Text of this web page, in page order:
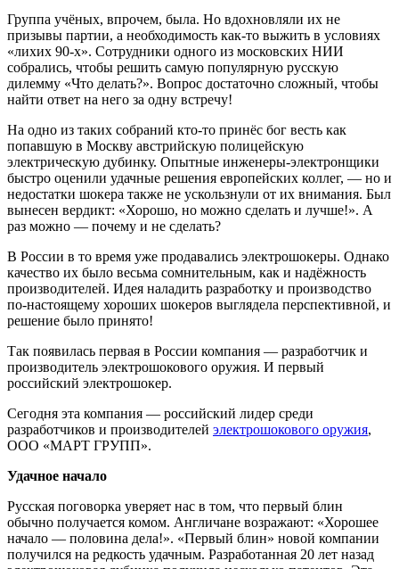
Группа учёных, впрочем, была. Но вдохновляли их не
призывы партии, а необходимость как-то выжить в условиях
«лихих 90-х». Сотрудники одного из московских НИИ
собрались, чтобы решить самую популярную русскую
дилемму «Что делать?». Вопрос достаточно сложный, чтобы
найти ответ на него за одну встречу!
На одно из таких собраний кто-то принёс бог весть как
попавшую в Москву австрийскую полицейскую
электрическую дубинку. Опытные инженеры-электронщики
быстро оценили удачные решения европейских коллег, — но и
недостатки шокера также не ускользнули от их внимания. Был
вынесен вердикт: «Хорошо, но можно сделать и лучше!». А
раз можно — почему и не сделать?
В России в то время уже продавались электрошокеры. Однако
качество их было весьма сомнительным, как и надёжность
производителей. Идея наладить разработку и производство
по-настоящему хороших шокеров выглядела перспективной, и
решение было принято!
Так появилась первая в России компания — разработчик и
производитель электрошокового оружия. И первый
российский электрошокер.
Сегодня эта компания — российский лидер среди
разработчиков и производителей электрошокового оружия,
ООО «МАРТ ГРУПП».
Удачное начало
Русская поговорка уверяет нас в том, что первый блин
обычно получается комом. Англичане возражают: «Хорошее
начало — половина дела!». «Первый блин» новой компании
получился на редкость удачным. Разработанная 20 лет назад